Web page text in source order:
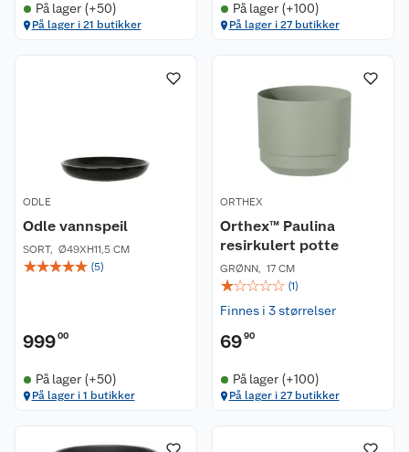
På lager (+50)
På lager i 21 butikker
På lager (+100)
På lager i 27 butikker
ODLE
Odle vannspeil
SORT, Ø49XH11,5 CM
☆☆☆☆☆ (5)
99900
På lager (+50)
På lager i 1 butikker
ORTHEX
Orthex™ Paulina
resirkulert potte
GRØNN, 17 CM
☆☆☆☆☆ (1)
Finnes i 3 størrelser
6990
På lager (+100)
På lager i 27 butikker